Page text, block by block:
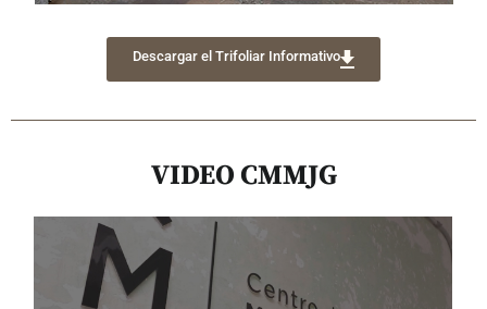
Descargar el Trifoliar Informativo
VIDEO CMMJG